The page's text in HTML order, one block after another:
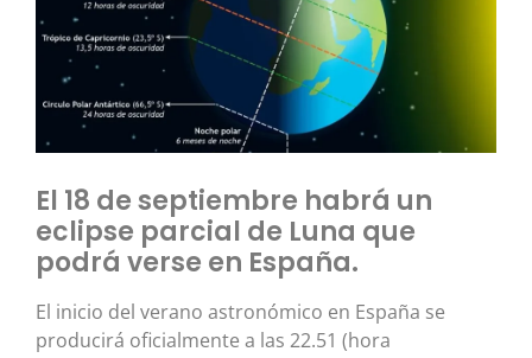
El 18 de septiembre habrá un
eclipse parcial de Luna que
podrá verse en España.
El inicio del verano astronómico en España se
producirá oficialmente a las 22.51 (hora